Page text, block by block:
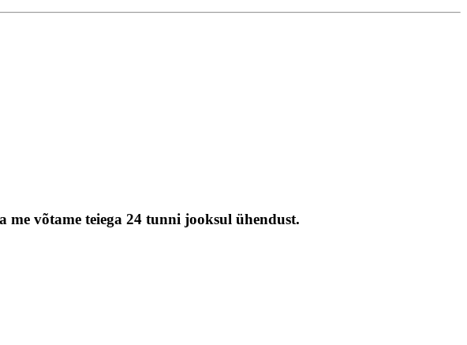
võtame teiega 24 tunni jooksul ühendust.